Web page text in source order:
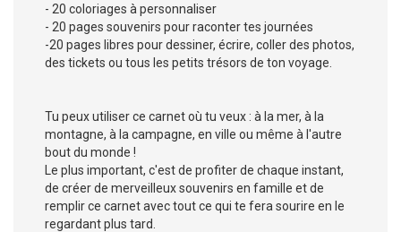
- 20 coloriages à personnaliser
- 20 pages souvenirs pour raconter tes journées
-20 pages libres pour dessiner, écrire, coller des photos,
des tickets ou tous les petits trésors de ton voyage.
Tu peux utiliser ce carnet où tu veux : à la mer, à la
montagne, à la campagne, en ville ou même à l'autre
bout du monde !
Le plus important, c'est de profiter de chaque instant,
de créer de merveilleux souvenirs en famille et de
remplir ce carnet avec tout ce qui te fera sourire en le
regardant plus tard.